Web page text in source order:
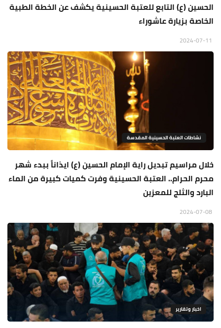
الحسين (ع) التابع للعتبة الحسينية يكشف عن الخطة الطبية
الخاصة بزيارة عاشوراء
نشاطات العتبة الحسينية المقدسة
خلال مراسيم تبديل راية الإمام الحسين (ع) ايذاناً ببدء شهر
محرم الحرام.. العتبة الحسينية وفرت كميات كبيرة من الماء
البارد والثلج للمعزين
اخبار وتقارير